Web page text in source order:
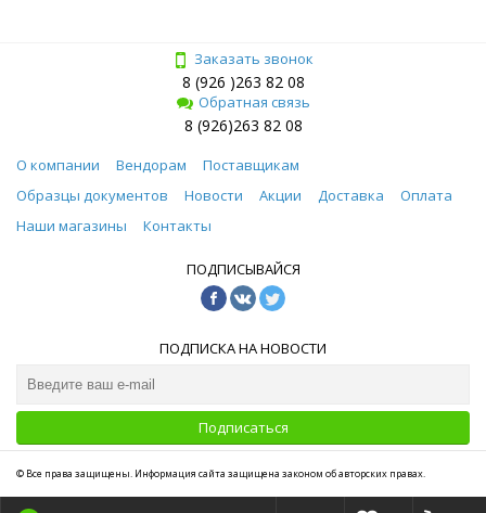
Заказать звонок
8 (926 )263 82 08
Обратная связь
8 (926)263 82 08
О компании Вендорам
Поставщикам
Образцы документов
Новости Акции Доставка
Оплата
Наши магазины
Контакты
ПОДПИСЫВАЙСЯ
ПОДПИСКА НА НОВОСТИ
Подписаться
© Все права защищены. Информация сайта защищена законом об авторских правах.